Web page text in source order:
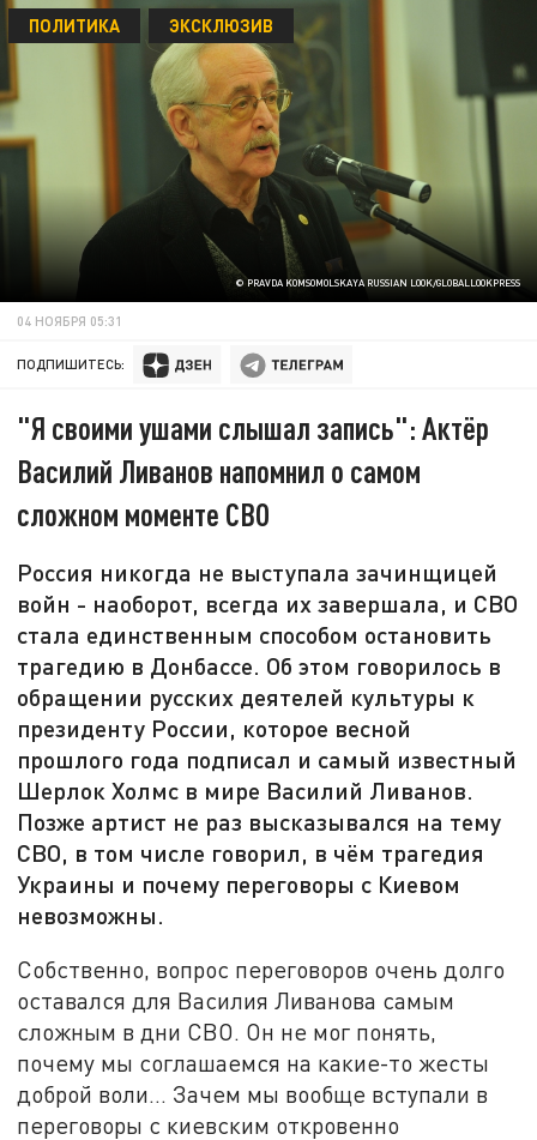
© PRAVDA KOMSOMOLSKAYA RUSSIAN LOOK/GLOBALLOOKPRESS
ПОЛИТИКА ЭКСКЛЮЗИВ
04 НОЯБРЯ 05:31
ПОДПИШИТЕСЬ:
"Я своими ушами слышал запись": Актёр
Василий Ливанов напомнил о самом
сложном моменте СВО
Россия никогда не выступала зачинщицей
войн - наоборот, всегда их завершала, и СВО
стала единственным способом остановить
трагедию в Донбассе. Об этом говорилось в
обращении русских деятелей культуры к
президенту России, которое весной
прошлого года подписал и самый известный
Шерлок Холмс в мире Василий Ливанов.
Позже артист не раз высказывался на тему
СВО, в том числе говорил, в чём трагедия
Украины и почему переговоры с Киевом
невозможны.
Собственно, вопрос переговоров очень долго
оставался для Василия Ливанова самым
сложным в дни СВО. Он не мог понять,
почему мы соглашаемся на какие-то жесты
доброй воли... Зачем мы вообще вступали в
переговоры с киевским откровенно